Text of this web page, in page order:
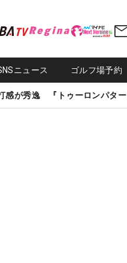
ニュース ゴルフ場予約
感が秀逸 『トゥーロンパター